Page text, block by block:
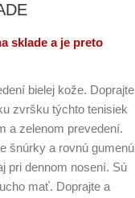
sklade a je preto
bielej kože. Doprajte
zvršku týchto tenisiek
a zelenom prevedení.
šnúrky a rovnú gumenú
pri dennom nosení. Sú
mať. Doprajte a